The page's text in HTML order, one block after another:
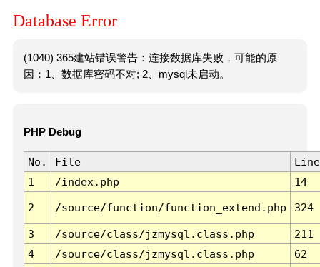
Database Error
(1040) 365建站错误警告：连接数据库失败，可能的原
因：1、数据库密码不对; 2、mysql未启动。
PHP Debug
No. File
Line
1
/index.php 14
2 /source/function/function_extend.php 324
3 /source/class/jzmysql.class.php
211
4
/source/class/jzmysql.class.php
62